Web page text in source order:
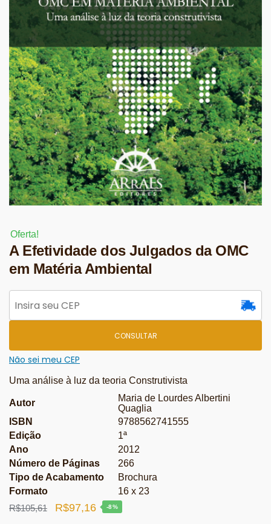
Oferta!
A Efetividade dos Julgados da OMC
em Matéria Ambiental
CONSULTAR
Não sei meu CEP
Uma análise à luz da teoria Construtivista
Autor
Maria de Lourdes Albertini
Quaglia
ISBN
9788562741555
Edição
1ª
Ano
2012
Número de Páginas
266
Tipo de Acabamento
Brochura
Formato
16 x 23
R$105,61
O
R$97,16O
-8%